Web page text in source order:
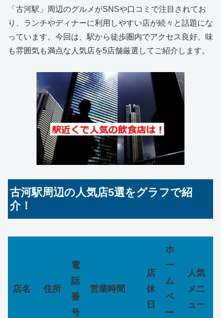
「古河駅」周辺のグルメがSNSや口コミで注目されてお
り、ランチやディナーに利用しやすい店が続々と話題にな
っています。今回は、駅から徒歩圏内でアクセス良好、味
も雰囲気も満点な人気店を5店舗厳選してご紹介します。
古河駅周辺の人気店5選をグラフで紹
介！
店名 住所
電
話
番
号
営業時間
店
休
日
ホ
ー
ム
ペ
ー
人気
メニ
ュー